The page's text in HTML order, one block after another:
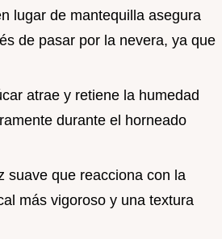
lugar de mantequilla asegura
de pasar por la nevera, ya que
atrae y retiene la humedad
durante el horneado
suave que reacciona con la
más vigoroso y una textura